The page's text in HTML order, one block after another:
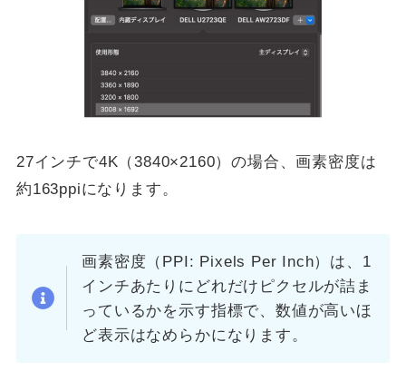
27インチで4K（3840×2160）の場合、画素密度は
約163ppiになります。
画素密度（PPI: Pixels Per Inch）は、1
インチあたりにどれだけピクセルが詰ま
っているかを示す指標で、数値が高いほ
ど表示はなめらかになります。